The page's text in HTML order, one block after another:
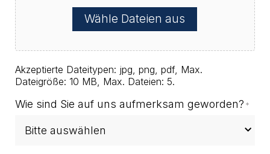
Wähle Dateien aus
Akzeptierte Dateitypen: jpg, png, pdf, Max.
Dateigröße: 10 MB, Max. Dateien: 5.
Wie sind Sie auf uns aufmerksam geworden? *